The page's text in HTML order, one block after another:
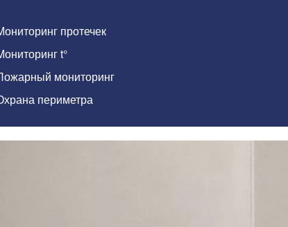
протечек
t°
мониторинг
периметра